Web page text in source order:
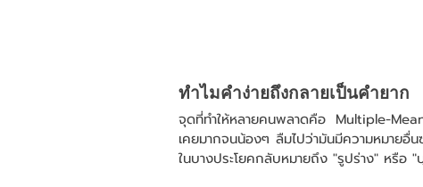
ทำไมคำง่ายถึงกลายเป็นคำยาก
จุดที่ทำให้หลายคนพลาดคือ Multiple-
เคยมากจนน้องๆ ลืมไปว่ามันมีความหมาย
ในบางประโยคกลับหมายถึง "รูปร่าง" หรือ